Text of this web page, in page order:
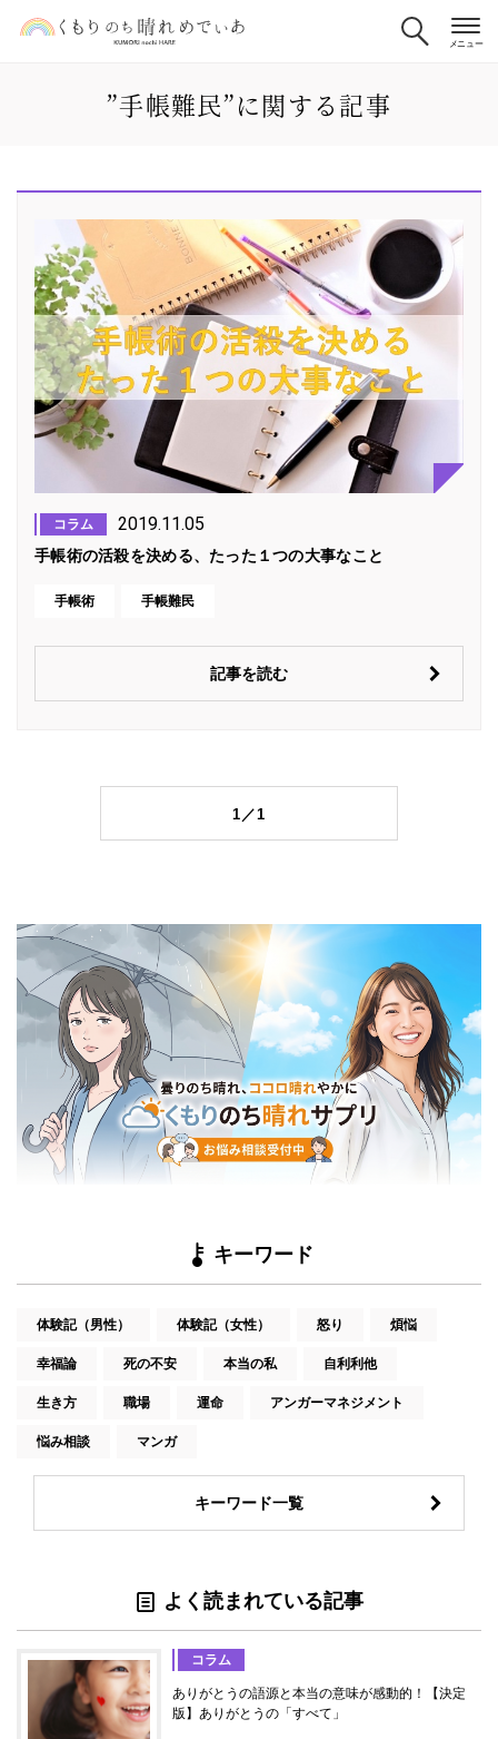
”手帳難民”に関する記事
コラム 2019.11.05
手帳術の活殺を決める、たった１つの大事なこと
手帳術 手帳難民
記事を読む
1／1
キーワード
体験記（男性） 体験記（女性） 怒り 煩悩
幸福論 死の不安 本当の私 自利利他
生き方 職場 運命 アンガーマネジメント
悩み相談 マンガ
キーワード一覧
よく読まれている記事
コラム
ありがとうの語源と本当の意味が感動的！【決定
版】ありがとうの「すべて」